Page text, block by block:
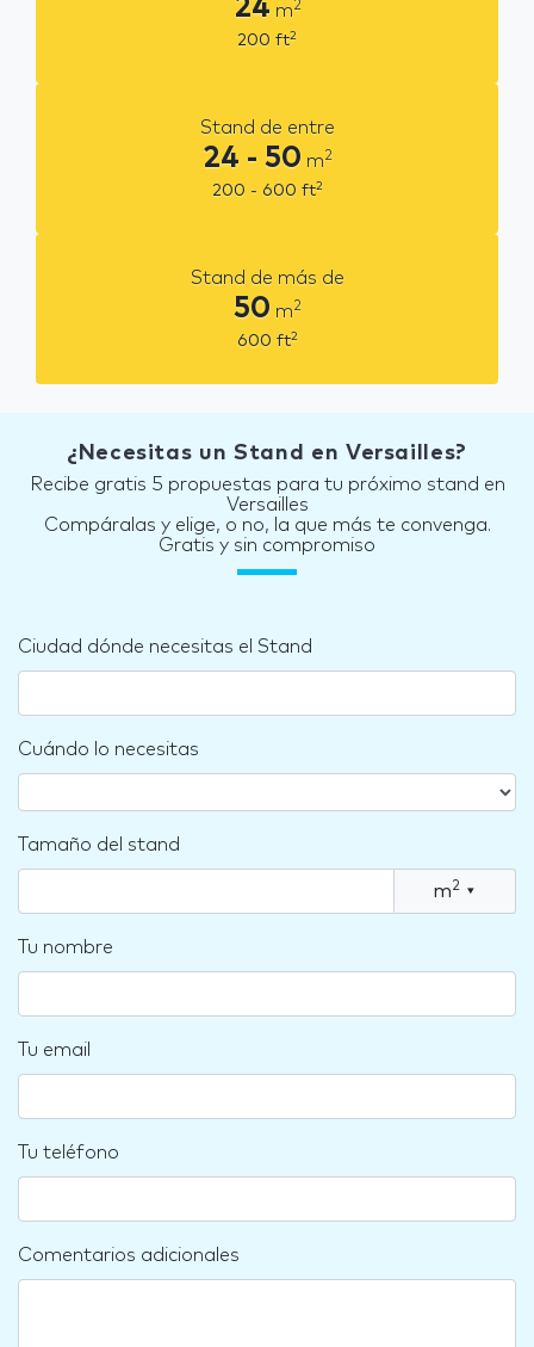
24 m2
200 ft2
Stand de entre
24 - 50 m2
200 - 600 ft2
Stand de más de
50 m2
600 ft2
¿Necesitas un Stand en Versailles?
Recibe gratis 5 propuestas para tu próximo stand en
Versailles
Compáralas y elige, o no, la que más te convenga.
Gratis y sin compromiso
Ciudad dónde necesitas el Stand
Cuándo lo necesitas
Tamaño del stand
m2 ▾
Tu nombre
Tu email
Tu teléfono
Comentarios adicionales